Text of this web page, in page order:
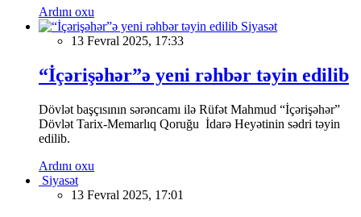
Ardını oxu
Siyasət
13 Fevral 2025, 17:33
“İçərişəhər”ə yeni rəhbər təyin edilib
Dövlət başçısının sərəncamı ilə Rüfət Mahmud “İçərişəhər”
Dövlət Tarix-Memarlıq Qoruğu İdarə Heyətinin sədri təyin
edilib.
Ardını oxu
Siyasət
13 Fevral 2025, 17:01